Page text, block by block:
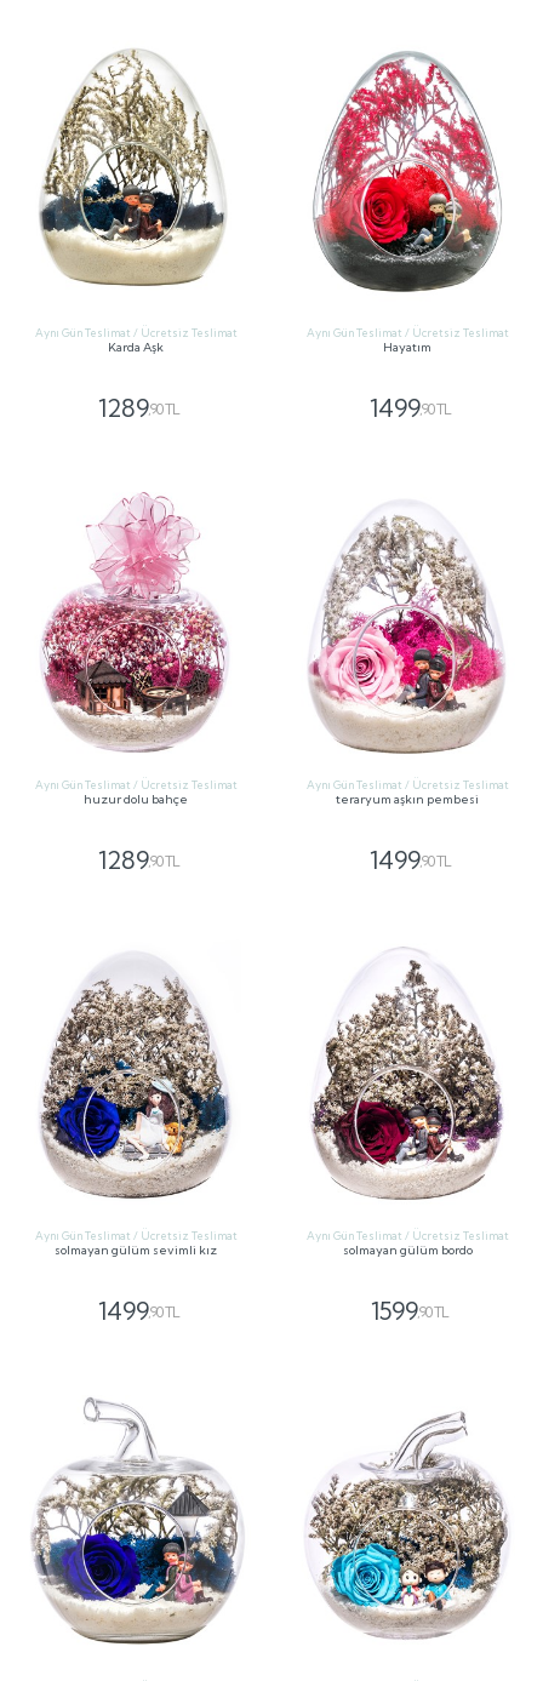
Aynı Gün Teslimat / Ücretsiz Teslimat
Karda Aşk
1289,90 TL
Aynı Gün Teslimat / Ücretsiz Teslimat
Hayatım
1499,90 TL
Aynı Gün Teslimat / Ücretsiz Teslimat
huzur dolu bahçe
1289,90 TL
Aynı Gün Teslimat / Ücretsiz Teslimat
teraryum aşkın pembesi
1499,90 TL
Aynı Gün Teslimat / Ücretsiz Teslimat
solmayan gülüm sevimli kız
1499,90 TL
Aynı Gün Teslimat / Ücretsiz Teslimat
solmayan gülüm bordo
1599,90 TL